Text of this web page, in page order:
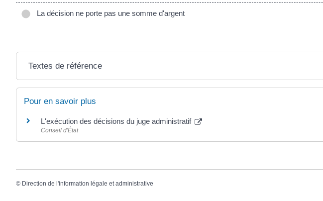
La décision ne porte pas une somme d'argent
Textes de référence
Pour en savoir plus
L'exécution des décisions du juge administratif
Conseil d'État
© Direction de l'information légale et administrative